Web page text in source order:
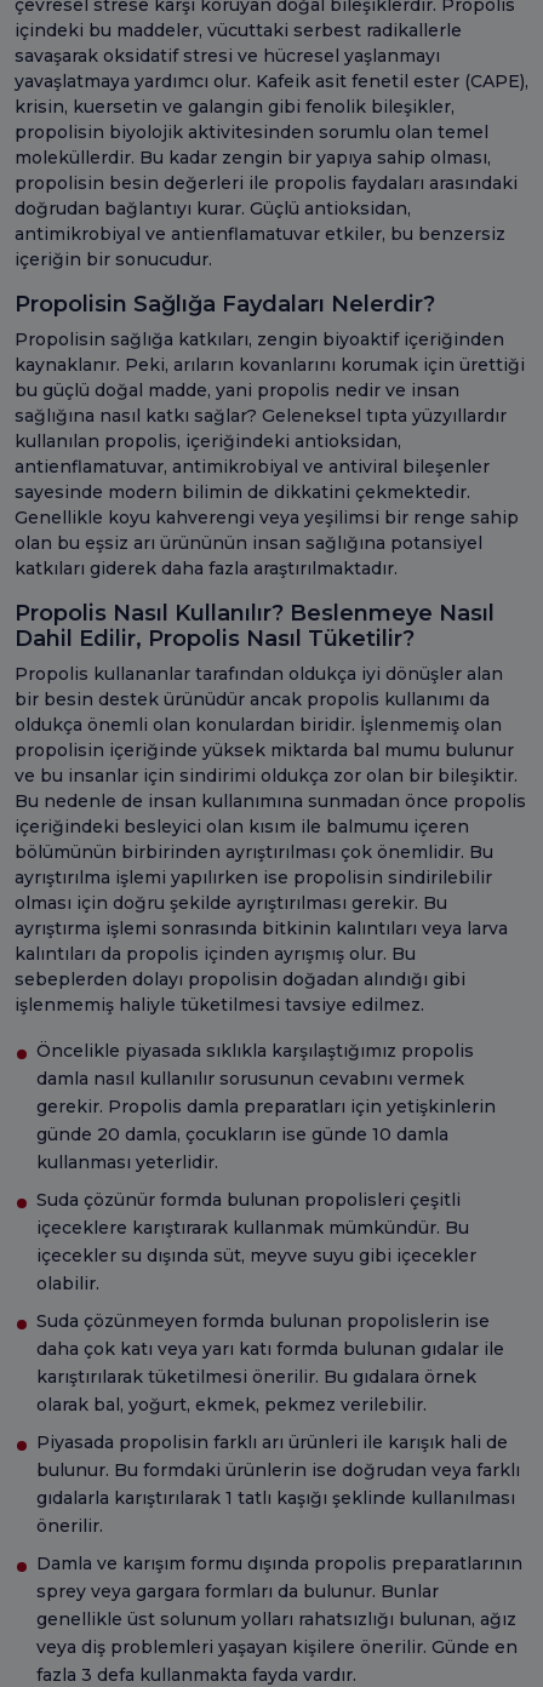
çevresel strese karşı koruyan doğal bileşiklerdir. Propolis
içindeki bu maddeler, vücuttaki serbest radikallerle
savaşarak oksidatif stresi ve hücresel yaşlanmayı
yavaşlatmaya yardımcı olur. Kafeik asit fenetil ester (CAPE),
krisin, kuersetin ve galangin gibi fenolik bileşikler,
propolisin biyolojik aktivitesinden sorumlu olan temel
moleküllerdir. Bu kadar zengin bir yapıya sahip olması,
propolisin besin değerleri ile propolis faydaları arasındaki
doğrudan bağlantıyı kurar. Güçlü antioksidan,
antimikrobiyal ve antienflamatuvar etkiler, bu benzersiz
içeriğin bir sonucudur.
Propolisin Sağlığa Faydaları Nelerdir?
Propolisin sağlığa katkıları, zengin biyoaktif içeriğinden
kaynaklanır. Peki, arıların kovanlarını korumak için ürettiği
bu güçlü doğal madde, yani propolis nedir ve insan
sağlığına nasıl katkı sağlar? Geleneksel tıpta yüzyıllardır
kullanılan propolis, içeriğindeki antioksidan,
antienflamatuvar, antimikrobiyal ve antiviral bileşenler
sayesinde modern bilimin de dikkatini çekmektedir.
Genellikle koyu kahverengi veya yeşilimsi bir renge sahip
olan bu eşsiz arı ürününün insan sağlığına potansiyel
katkıları giderek daha fazla araştırılmaktadır.
Propolis Nasıl Kullanılır? Beslenmeye Nasıl
Dahil Edilir, Propolis Nasıl Tüketilir?
Propolis kullananlar tarafından oldukça iyi dönüşler alan
bir besin destek ürünüdür ancak propolis kullanımı da
oldukça önemli olan konulardan biridir. İşlenmemiş olan
propolisin içeriğinde yüksek miktarda bal mumu bulunur
ve bu insanlar için sindirimi oldukça zor olan bir bileşiktir.
Bu nedenle de insan kullanımına sunmadan önce propolis
içeriğindeki besleyici olan kısım ile balmumu içeren
bölümünün birbirinden ayrıştırılması çok önemlidir. Bu
ayrıştırılma işlemi yapılırken ise propolisin sindirilebilir
olması için doğru şekilde ayrıştırılması gerekir. Bu
ayrıştırma işlemi sonrasında bitkinin kalıntıları veya larva
kalıntıları da propolis içinden ayrışmış olur. Bu
sebeplerden dolayı propolisin doğadan alındığı gibi
işlenmemiş haliyle tüketilmesi tavsiye edilmez.
Öncelikle piyasada sıklıkla karşılaştığımız propolis
damla nasıl kullanılır sorusunun cevabını vermek
gerekir. Propolis damla preparatları için yetişkinlerin
günde 20 damla, çocukların ise günde 10 damla
kullanması yeterlidir.
Suda çözünür formda bulunan propolisleri çeşitli
içeceklere karıştırarak kullanmak mümkündür. Bu
içecekler su dışında süt, meyve suyu gibi içecekler
olabilir.
Suda çözünmeyen formda bulunan propolislerin ise
daha çok katı veya yarı katı formda bulunan gıdalar ile
karıştırılarak tüketilmesi önerilir. Bu gıdalara örnek
olarak bal, yoğurt, ekmek, pekmez verilebilir.
Piyasada propolisin farklı arı ürünleri ile karışık hali de
bulunur. Bu formdaki ürünlerin ise doğrudan veya farklı
gıdalarla karıştırılarak 1 tatlı kaşığı şeklinde kullanılması
önerilir.
Damla ve karışım formu dışında propolis preparatlarının
sprey veya gargara formları da bulunur. Bunlar
genellikle üst solunum yolları rahatsızlığı bulunan, ağız
veya diş problemleri yaşayan kişilere önerilir. Günde en
fazla 3 defa kullanmakta fayda vardır.